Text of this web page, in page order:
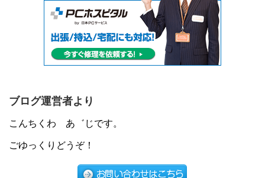
ブログ運営者より
こんちくわ あ゛じです。
ごゆっくりどうぞ！